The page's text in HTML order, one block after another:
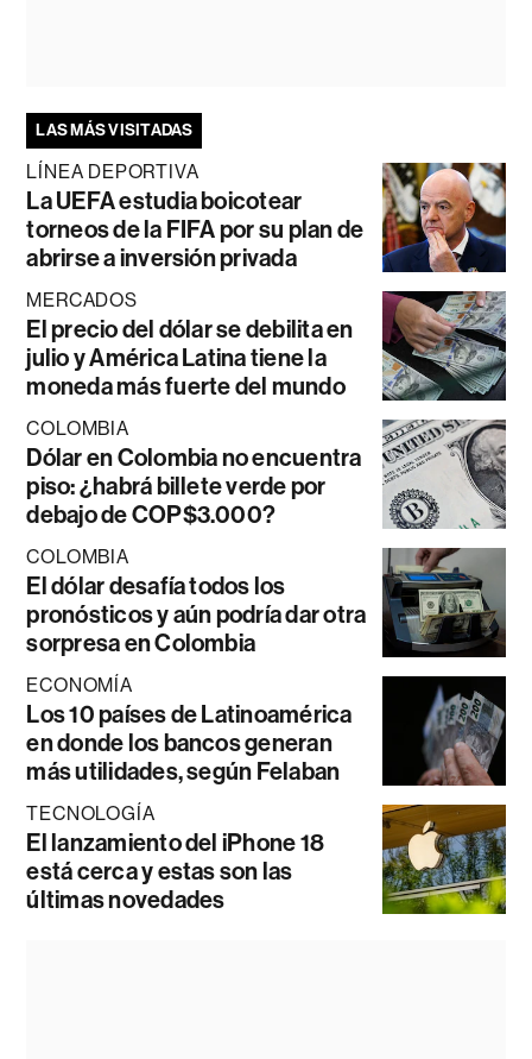
LAS MÁS VISITADAS
LÍNEA DEPORTIVA
La UEFA estudia boicotear
torneos de la FIFA por su plan de
abrirse a inversión privada
MERCADOS
El precio del dólar se debilita en
julio y América Latina tiene la
moneda más fuerte del mundo
COLOMBIA
Dólar en Colombia no encuentra
piso: ¿habrá billete verde por
debajo de COP$3.000?
COLOMBIA
El dólar desafía todos los
pronósticos y aún podría dar otra
sorpresa en Colombia
ECONOMÍA
Los 10 países de Latinoamérica
en donde los bancos generan
más utilidades, según Felaban
TECNOLOGÍA
El lanzamiento del iPhone 18
está cerca y estas son las
últimas novedades